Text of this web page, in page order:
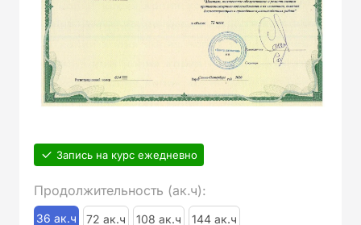
Запись на курс ежедневно
Продолжительность (ак.ч):
36 ак.ч 72 ак.ч 108 ак.ч 144 ак.ч